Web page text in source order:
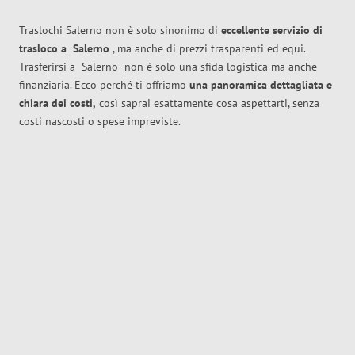
Traslochi Salerno non è solo sinonimo di eccellente servizio di
trasloco a Salerno , ma anche di prezzi trasparenti ed equi.
Trasferirsi a Salerno non è solo una sfida logistica ma anche
finanziaria. Ecco perché ti offriamo una panoramica dettagliata e
chiara dei costi, così saprai esattamente cosa aspettarti, senza
costi nascosti o spese impreviste.